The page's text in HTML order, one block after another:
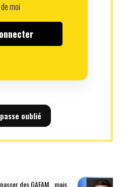
moi
oublié
des GAFAM… mais